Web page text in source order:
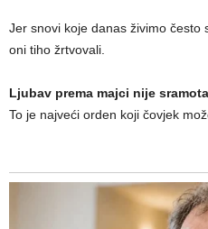
Jer snovi koje danas živimo često
oni tiho žrtvovali.
Ljubav prema majci nije
To je najveći orden koji čovjek